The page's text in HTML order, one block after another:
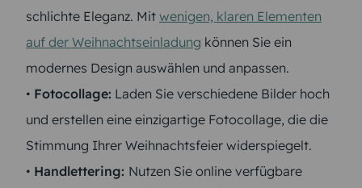
schlichte Eleganz. Mit wenigen, klaren Elementen
auf der Weihnachtseinladung können Sie ein
modernes Design auswählen und anpassen.
• Fotocollage: Laden Sie verschiedene Bilder hoch
und erstellen eine einzigartige Fotocollage, die die
Stimmung Ihrer Weihnachtsfeier widerspiegelt.
• Handlettering: Nutzen Sie online verfügbare